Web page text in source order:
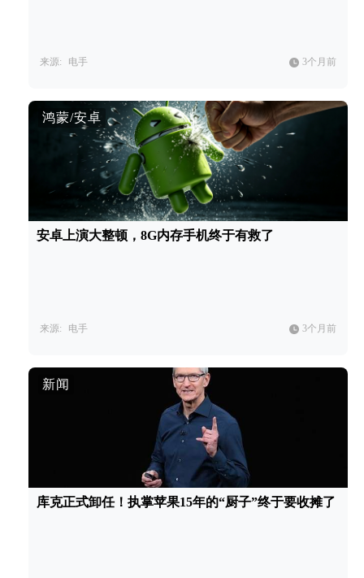
来源: 电手 3个月前
鸿蒙/安卓
安卓上演大整顿，8G内存手机终于有救了
来源: 电手 3个月前
新闻
库克正式卸任！执掌苹果15年的“厨子”终于要收摊了